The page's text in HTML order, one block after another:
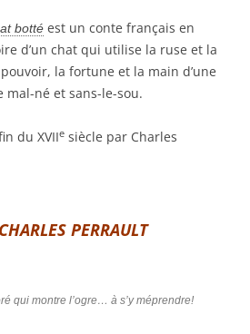
botté est un conte français en
d’un chat qui utilise la ruse et la
la fortune et la main d’une
mal-né et sans-le-sou.
du XVIIe siècle par Charles
PERRAULT
qui montre l’ogre… à s’y méprendre!